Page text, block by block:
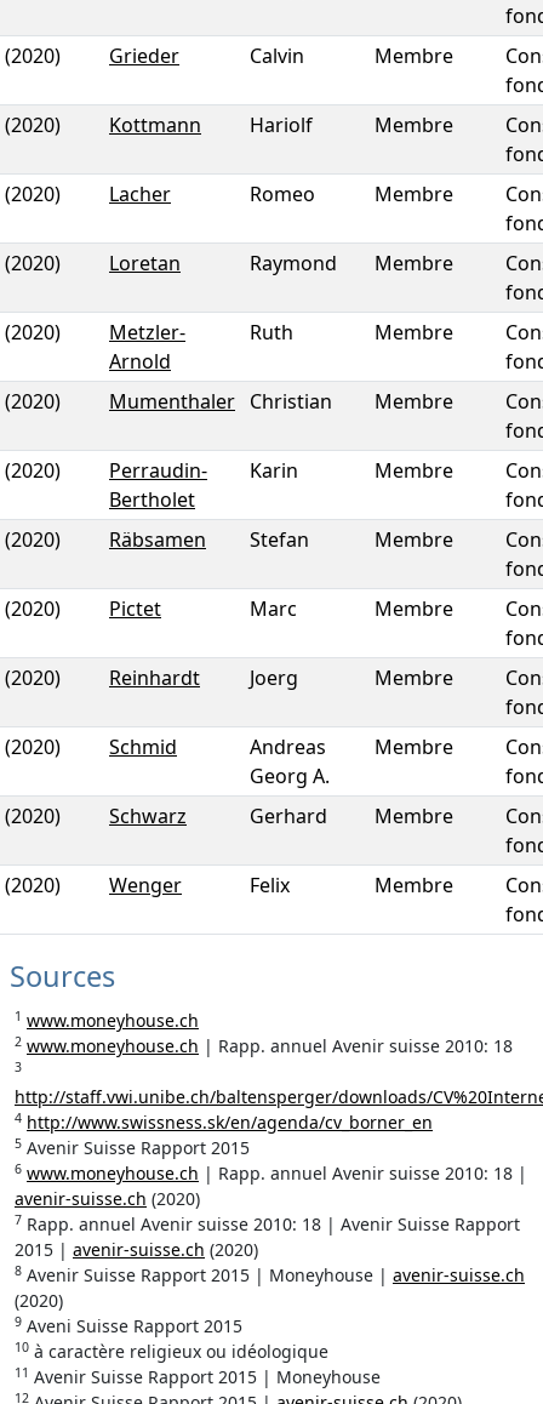
(2020)
Grieder Calvin Membre
(2020)
Kottmann Hariolf Membre
(2020)
Lacher Romeo Membre
(2020)
Loretan Raymond Membre
(2020)
Metzler-
Arnold
Ruth Membre
(2020)
Mumenthaler Christian Membre
(2020)
Perraudin-
Bertholet
Karin Membre
(2020)
Räbsamen Stefan Membre
(2020)
Pictet Marc Membre
(2020)
Reinhardt Joerg Membre
(2020)
Schmid
Andreas
Georg A.
Membre
(2020)
Schwarz Gerhard Membre
(2020)
Wenger Felix Membre
Sources
1 www.moneyhouse.ch
2 www.moneyhouse.ch | Rapp. annuel Avenir suisse 2010: 18
3
http://staff.vwi.unibe.ch/baltensperger/downloads/
4 http://www.swissness.sk/en/agenda/cv_borner_en
5 Avenir Suisse Rapport 2015
6 www.moneyhouse.ch | Rapp. annuel Avenir suisse 2010: 18 |
avenir-suisse.ch (2020)
7 Rapp. annuel Avenir suisse 2010: 18 | Avenir Suisse Rapport
2015 | avenir-suisse.ch (2020)
8 Avenir Suisse Rapport 2015 | Moneyhouse | avenir-suisse.ch
(2020)
9 Aveni Suisse Rapport 2015
10 à caractère religieux ou idéologique
11 Avenir Suisse Rapport 2015 | Moneyhouse
12